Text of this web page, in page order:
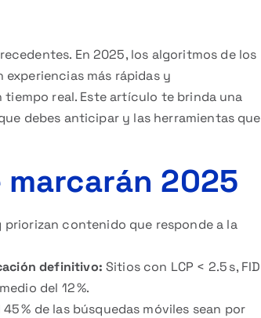
En 2025, los algoritmos de los
más rápidas y
tiempo real. Este artículo te brinda una
debes anticipar y las herramientas que
marcarán 2025
priorizan contenido que responde a la
definitivo: Sitios con LCP < 2.5 s, FID
del 12 %.
% de las búsquedas móviles sean por